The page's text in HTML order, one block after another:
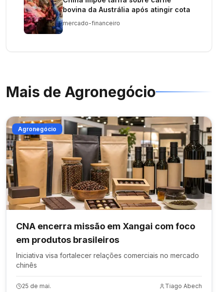
bovina da Austrália após atingir cota
mercado-financeiro
Mais de Agronegócio
Agronegócio
CNA encerra missão em Xangai com foco
em produtos brasileiros
Iniciativa visa fortalecer relações comerciais no mercado
chinês
25 de mai. Tiago Abech